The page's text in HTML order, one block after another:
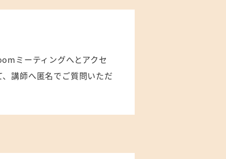
ミーティングへとアクセ
講師へ匿名でご質問いただ